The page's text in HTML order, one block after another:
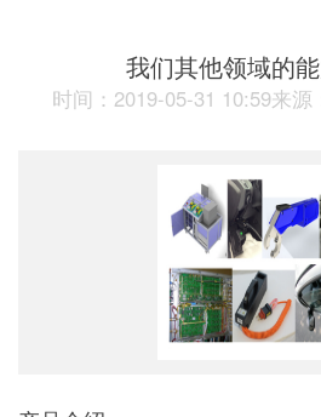
我们其他领域的
时间：2019-05-31 10:59来